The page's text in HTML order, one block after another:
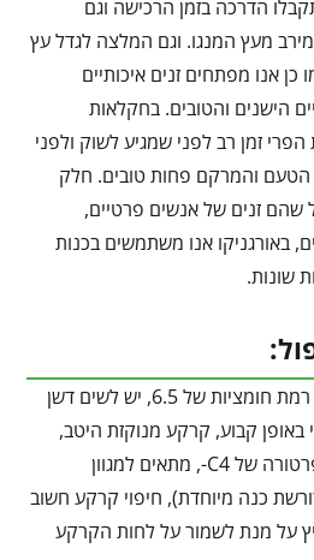
הדרכה בזמן הרכישה וגם
מעץ המנגו. וגם המלצה לגדל עץ
אנו מפתחים זנים איכותיים
הישנים והטובים. בחקלאות
זמן רב לפני שמגיע לשוק ולפני
והמרקם פחות טובים. חלק
שהם זנים של אנשים פרטיים,
באורגניקו אנו משתמשים בכנות
שונות.
קרקע עשירה, קרקע לחה, רמת חומציות של 6.5, יש לשים דשן
קבוע, קרקע מנוקזת היטב,
גיזום אחת לשנה, עד לטמפרטורה של C4-, מתאים למגוון
כנה מיוחדת), חיפוי קרקע חשוב
על מנת לשמור על לחות הקרקע